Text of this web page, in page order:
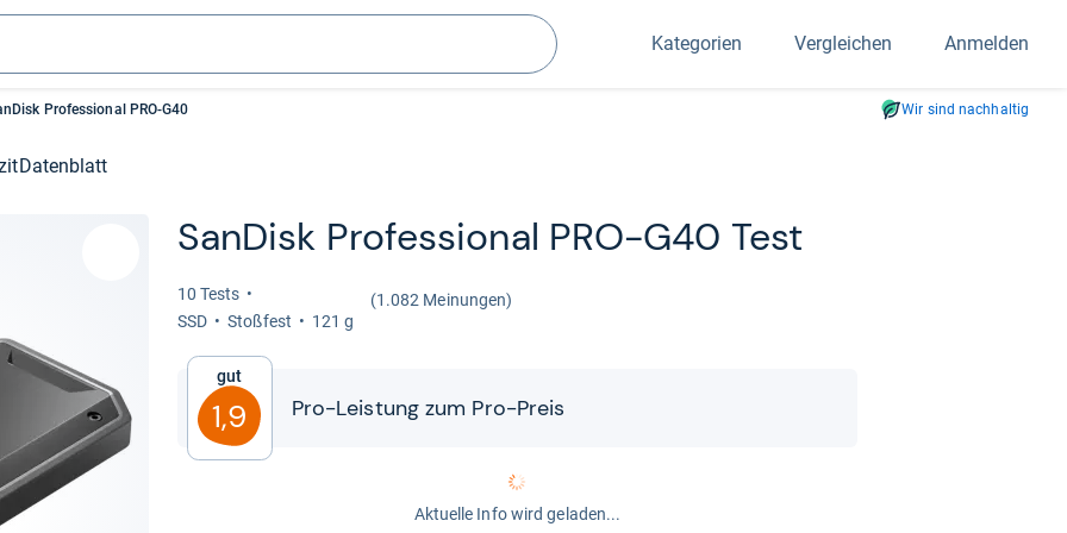
Suchen
Kategorien Vergleichen Anmelden
Professional PRO-G40 Wir sind nachhaltig
Datenblatt
San­Disk Pro­fes­sio­nal PRO-​G40 Test
10 Tests
(1.082 Meinungen)
SSD
Stoß­fest 121 g
Gut
1,9 Pro-​​Leis­tung zum Pro-​​Preis
Aktuelle Info wird geladen...